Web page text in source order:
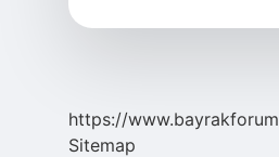
https://
Sitemap